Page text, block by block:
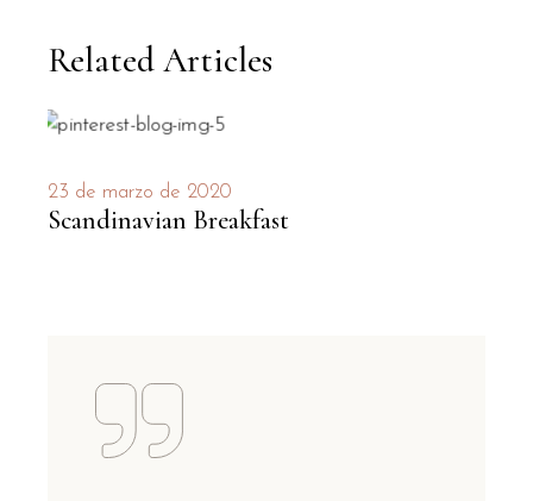
Related Articles
23 de marzo de 2020
Scandinavian Breakfast